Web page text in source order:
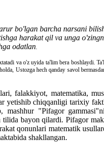
bo'lgan barcha narsani
harakat qil va unga
odatlan.
va o'z uyida ta'lim bera
Ustozga hech qanday savol
falakkiyot, matematika,
yetishib chiqqanligi tarixiy
"Pifagor
tilida bayon qilardi. Pifagor
qonunlari matematik
shakllangan.